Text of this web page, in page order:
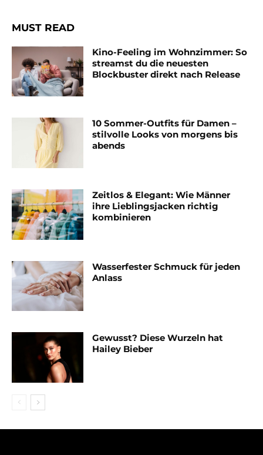
MUST READ
Kino-Feeling im Wohnzimmer: So
streamst du die neuesten
Blockbuster direkt nach Release
10 Sommer-Outfits für Damen –
stilvolle Looks von morgens bis
abends
Zeitlos & Elegant: Wie Männer
ihre Lieblingsjacken richtig
kombinieren
Wasserfester Schmuck für jeden
Anlass
Gewusst? Diese Wurzeln hat
Hailey Bieber